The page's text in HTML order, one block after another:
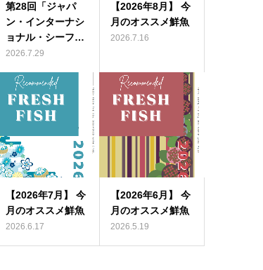
第28回「ジャパ
ン・インターナシ
ョナル・シーフ…
2026.7.29
【2026年8月】 今
月のオススメ鮮魚
2026.7.16
【2026年7月】 今
月のオススメ鮮魚
2026.6.17
【2026年6月】 今
月のオススメ鮮魚
2026.5.19